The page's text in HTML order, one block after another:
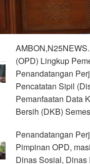
(OPD) Lingkup
Penandatangan
Pencatatan Sipil
Pemanfaatan Data
Bersih (DKB)
Penandatangan
Pimpinan OPD,
Dinas Sosial,